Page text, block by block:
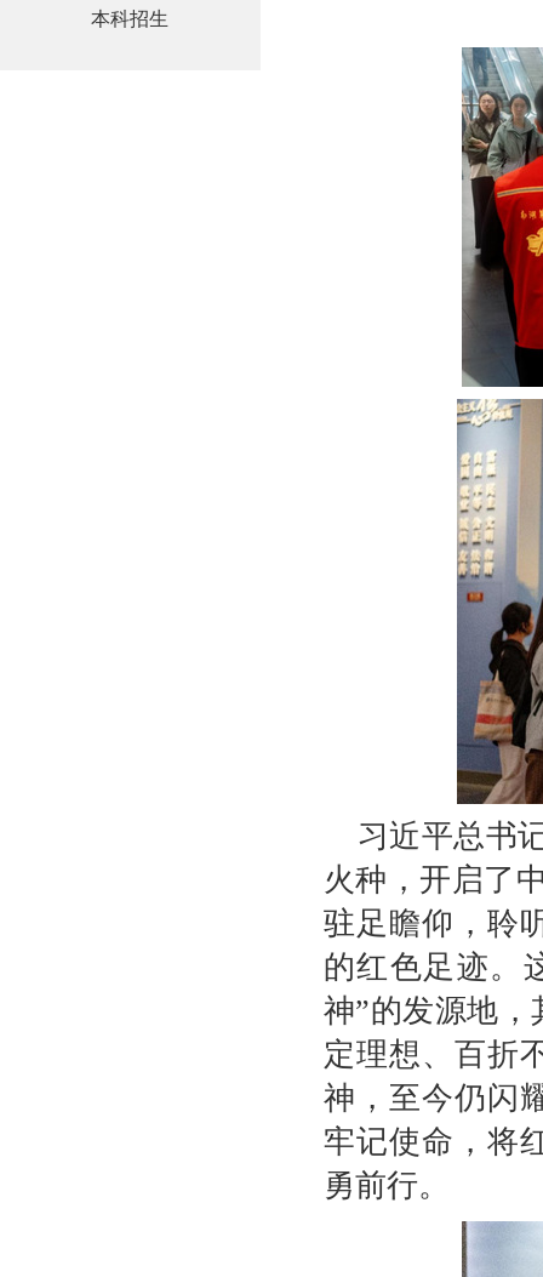
本科招生
习近平总书
火种，开启了
驻足瞻仰，聆
的红色足迹。
神”的发源地
定理想、百折
神，至今仍闪
牢记使命，将
勇前行。